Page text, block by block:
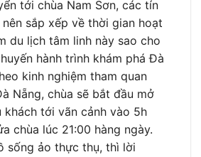
tới chùa Nam Sơn, các tín
nên sắp xếp về thời gian hoạt
du lịch tâm linh này sao cho
hành trình khám phá Đà
kinh nghiệm tham quan
Nẵng, chùa sẽ bắt đầu mở
khách tới vãn cảnh vào 5h
chùa lúc 21:00 hàng ngày.
sống ảo thực thụ, thì lời